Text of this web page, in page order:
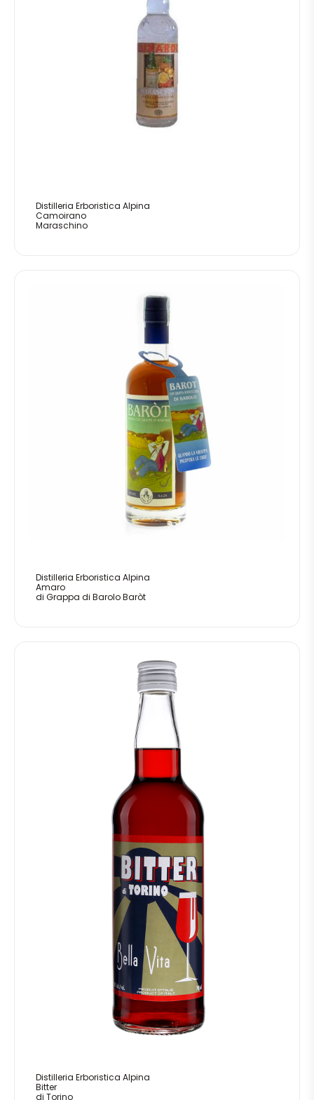
Distilleria Erboristica Alpina
Camoirano
Maraschino
Distilleria Erboristica Alpina
Amaro
di Grappa di Barolo Baròt
Distilleria Erboristica Alpina
Bitter
di Torino